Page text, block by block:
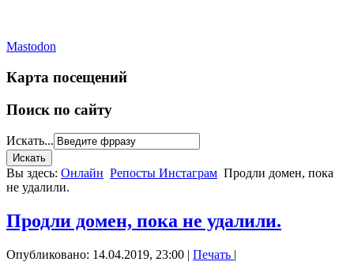
Mastodon
Карта посещений
Поиск по сайту
Искать...
Вы здесь: Онлайн Репосты Инстаграм Продли домен, пока
не удалили.
Продли домен, пока не удалили.
Опубликовано: 14.04.2019, 23:00 | Печать |